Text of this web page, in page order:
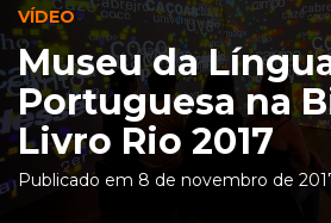
VÍDEO
Museu da
Portuguesa na
Livro Rio 2017
Publicado em 8 de novembro de